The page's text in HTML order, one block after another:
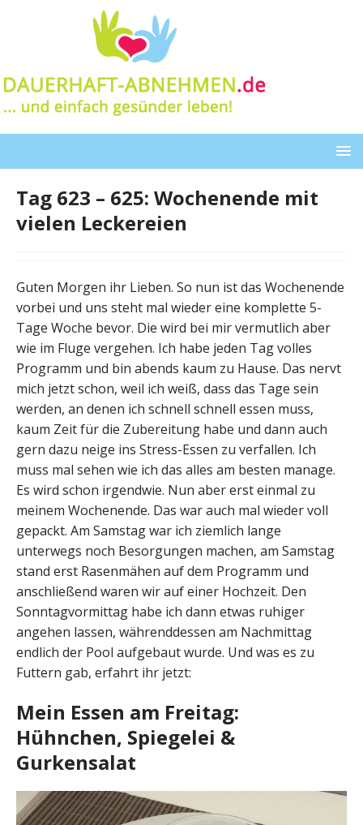
Tag 623 – 625: Wochenende mit
vielen Leckereien
Guten Morgen ihr Lieben. So nun ist das Wochenende
vorbei und uns steht mal wieder eine komplette 5-
Tage Woche bevor. Die wird bei mir vermutlich aber
wie im Fluge vergehen. Ich habe jeden Tag volles
Programm und bin abends kaum zu Hause. Das nervt
mich jetzt schon, weil ich weiß, dass das Tage sein
werden, an denen ich schnell schnell essen muss,
kaum Zeit für die Zubereitung habe und dann auch
gern dazu neige ins Stress-Essen zu verfallen. Ich
muss mal sehen wie ich das alles am besten manage.
Es wird schon irgendwie. Nun aber erst einmal zu
meinem Wochenende. Das war auch mal wieder voll
gepackt. Am Samstag war ich ziemlich lange
unterwegs noch Besorgungen machen, am Samstag
stand erst Rasenmähen auf dem Programm und
anschließend waren wir auf einer Hochzeit. Den
Sonntagvormittag habe ich dann etwas ruhiger
angehen lassen, währenddessen am Nachmittag
endlich der Pool aufgebaut wurde. Und was es zu
Futtern gab, erfahrt ihr jetzt:
Mein Essen am Freitag:
Hühnchen, Spiegelei &
Gurkensalat